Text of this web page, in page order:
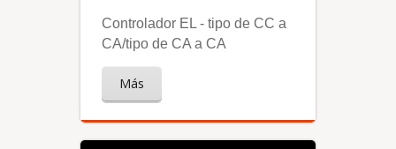
Controlador EL - tipo de CC a
CA/tipo de CA a CA
Más